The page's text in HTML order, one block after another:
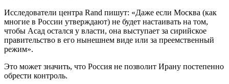
Исследователи центра Rand пишут: «Даже если Москва (как
многие в России утверждают) не будет настаивать на том,
чтобы Асад остался у власти, она выступает за сирийское
правительство в его нынешнем виде или за преемственный
режим».
Это может значить, что Россия не позволит Ирану постепенно
обрести контроль.